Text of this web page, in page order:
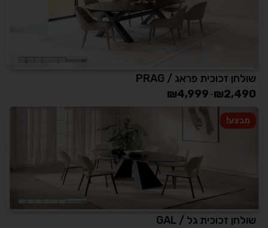
שולחן זכוכית פראג / PRAG
₪2,490
–
₪4,999
מבצע!
שולחן זכוכית גל / GAL